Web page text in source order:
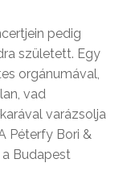
pedig
született. Egy
orgánumával,
vad
varázsolja
Péterfy Bori &
Budapest